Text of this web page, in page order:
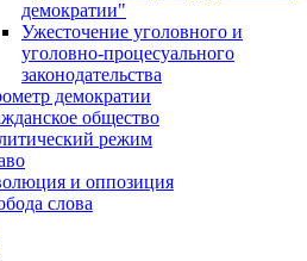
демократии"
Ужесточение уголовного и
уголовно-процесуального
законодательства
демократии
общество
режим
и оппозиция
слова